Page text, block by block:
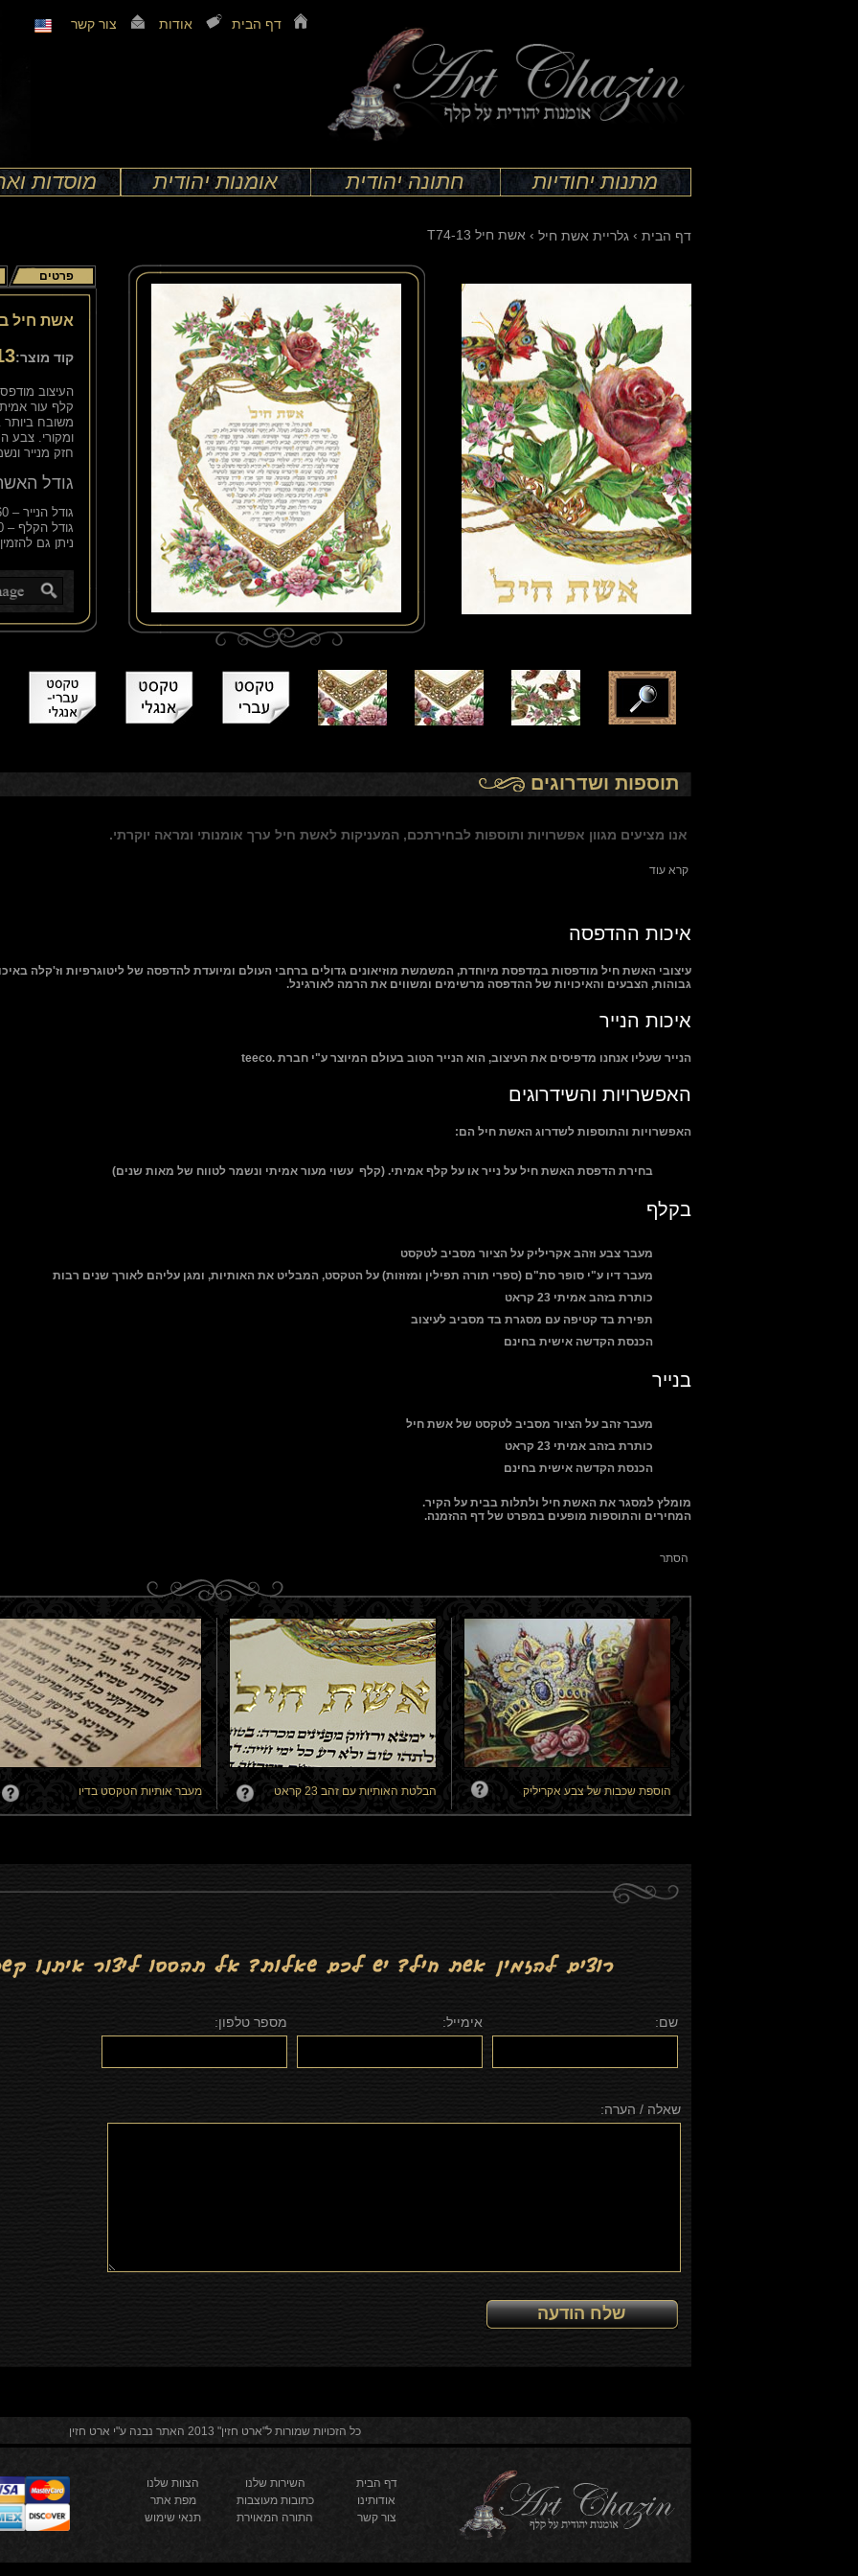
דף הבית אודות צור קשר
מתנות יחודיות חתונה יהודית אומנות יהודית מוסדות
דף הבית › גלריית אשת חיל › אשת חיל T74-13
פרטים
אשת חיל
קוד מוצר:
העיצוב
קלף עור
משובח
ומקורי. צבע
חזק מנייר
גודל
גודל הנייר – 42/60 ס"מ
גודל הקלף – 45/60 ס"מ
ניתן גם
תוספות ושדרוגים
אנו מציעים מגוון אפשרויות ותוספות לבחירתכם, המעניקות לאשת חיל ערך אומנותי ומראה יוקרתי.
קרא עוד
איכות ההדפסה
עיצובי האשת חיל מודפסות במדפסת מיוחדת, המשמשת מוזיאונים גדולים ברחבי העולם ומיועדת להדפסה של ליטוגרפיות וז'קלה
גבוהות, הצבעים והאיכויות של ההדפסה מרשימים ומשווים את הרמה לאורגינל.
איכות הנייר
הנייר שעליו אנחנו מדפיסים את העיצוב, הוא הנייר הטוב בעולם המיוצר ע"י חברתteeco.
האפשרויות והשידרוגים
האפשרויות והתוספות לשדרוג האשת חיל הם:
בחירת הדפסת האשת חיל על נייר או על קלף אמיתי. (קלף עשוי מעור אמיתי ונשמר לטווח של מאות שנים)
בקלף
מעבר צבע וזהב אקריליק על הציור מסביב לטקסט
מעבר דיו ע"י סופר סת"ם (ספרי תורה תפילין ומזוזות) על הטקסט, המבליט את האותיות, ומגן עליהם לאורך שנים רבות
כותרת בזהב אמיתי 23 קראט
תפירת בד קטיפה עם מסגרת בד מסביב לעיצוב
הכנסת הקדשה אישית בחינם
בנייר
מעבר זהב על הציור מסביב לטקסט של אשת חיל
כותרת בזהב אמיתי 23 קראט
הכנסת הקדשה אישית בחינם
מומלץ למסגר את האשת חיל ולתלות בבית על הקיר.
המחירים והתוספות מופעים במפרט של דף ההזמנה.
הסתר
הוספת שכבות של צבע אקריליק הבלטת האותיות עם זהב 23 קראט מעבר אותיות הטקסט בדיו
שם: אימייל: מספר טלפון:
שאלה / הערה:
כל הזכויות שמורות ל"ארט חזין" 2013 האתר נבנה ע"י ארט חזין
דף הבית השירות שלנו
הצוות שלנו
אודותינו
כתובות מעוצבות
מפת אתר
צור קשר
התורה המאוירת תנאי שימוש